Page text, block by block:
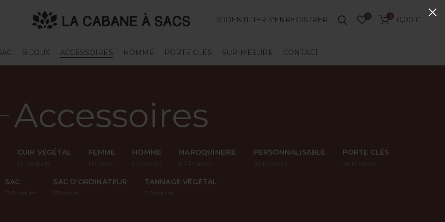
S'IDENTIFIER S'ENREGISTRER 0 0 0,00 €
BIJOUX ACCESSOIRES HOMME PORTE CLÉS SUR-MESURE CONTACT
Accessoires
CUIR VÉGÉTAL
10 Produits
FEMME
1 Produit
HOMME
Produits
MAROQUINERIE
123 Produits
PERSONNALISABLE
38 Produits
PORTE CLÉS
38 Produits
SAC
13 Produits
SAC D'ORDINATEUR
1 Produit
TANNAGE VÉGÉTAL
2 Produits